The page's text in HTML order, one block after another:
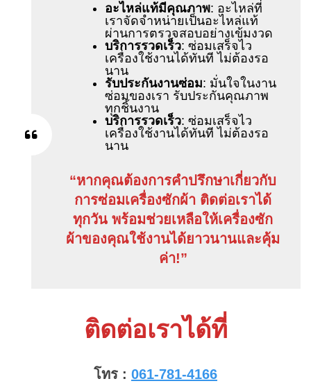
อะไหล่แท้มีคุณภาพ: อะไหล่ที่
เราจัดจำหน่ายเป็นอะไหล่แท้
ผ่านการตรวจสอบอย่างเข้มงวด
บริการรวดเร็ว: ซ่อมเสร็จไว
เครื่องใช้งานได้ทันที ไม่ต้องรอ
นาน
รับประกันงานซ่อม: มั่นใจในงาน
ซ่อมของเรา รับประกันคุณภาพ
ทุกชิ้นงาน
บริการรวดเร็ว: ซ่อมเสร็จไว
เครื่องใช้งานได้ทันที ไม่ต้องรอ
นาน
“หากคุณต้องการคำปรึกษาเกี่ยวกับ
การซ่อมเครื่องซักผ้า ติดต่อเราได้
ทุกวัน พร้อมช่วยเหลือให้เครื่องซัก
ผ้าของคุณใช้งานได้ยาวนานและคุ้ม
ค่า!”
ติดต่อเราได้ที่
โทร : 061-781-4166